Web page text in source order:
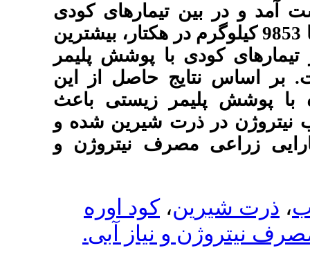
تیمارهای کودی
9853 کیلوگرم در هکتار، بیشترین
پوشش پلیمر
حاصل از این
زیستی باعث
شیرین شده و
نیتروژن و
کود اوره
آبی.